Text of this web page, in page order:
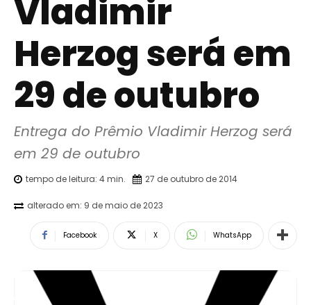
Vladimir
Herzog será em
29 de outubro
Entrega do Prêmio Vladimir Herzog será
em 29 de outubro
tempo de leitura: 4min. 27 de outubro de 2014
alterado em: 9 de maio de 2023
Facebook X WhatsApp